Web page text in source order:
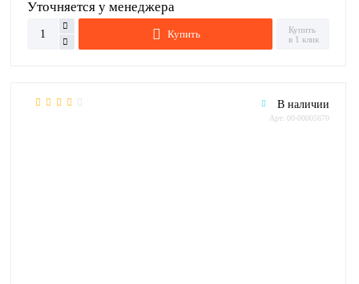
Уточняется у менеджера
Купить
Купить
в 1 клик
В наличии
Арт: 00-00005670